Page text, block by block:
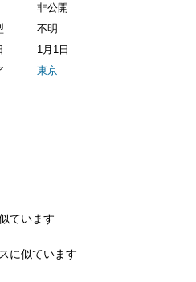
非公開
不明
1月1日
東京
ています
に似ています